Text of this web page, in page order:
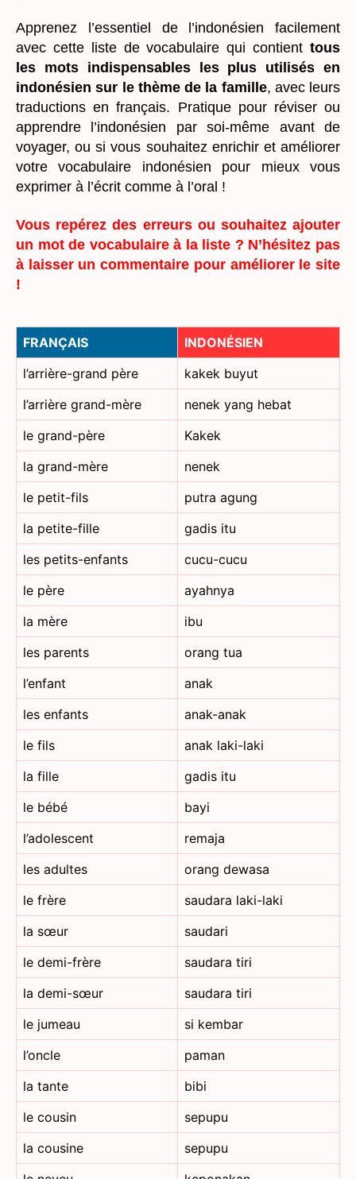
Apprenez l’essentiel de l’indonésien facilement
avec cette liste de vocabulaire qui contient tous
les mots indispensables les plus utilisés en
indonésien sur le thème de la famille, avec leurs
traductions en français. Pratique pour réviser ou
apprendre l’indonésien par soi-même avant de
voyager, ou si vous souhaitez enrichir et améliorer
votre vocabulaire indonésien pour mieux vous
exprimer à l’écrit comme à l’oral !
Vous repérez des erreurs ou souhaitez ajouter
un mot de vocabulaire à la liste ? N’hésitez pas
à laisser un commentaire pour améliorer le site
!
FRANÇAIS
INDONÉSIEN
l’arrière-grand père
kakek buyut
l’arrière grand-mère
nenek yang hebat
le grand-père
Kakek
la grand-mère
nenek
le petit-fils
putra agung
la petite-fille
gadis itu
les petits-enfants
cucu-cucu
le père
ayahnya
la mère
ibu
les parents
orang tua
l’enfant
anak
les enfants
anak-anak
le fils
anak laki-laki
la fille
gadis itu
le bébé
bayi
l’adolescent
remaja
les adultes
orang dewasa
le frère
saudara laki-laki
la sœur
saudari
le demi-frère
saudara tiri
la demi-sœur
saudara tiri
le jumeau
si kembar
l’oncle
paman
la tante
bibi
le cousin
sepupu
la cousine
sepupu